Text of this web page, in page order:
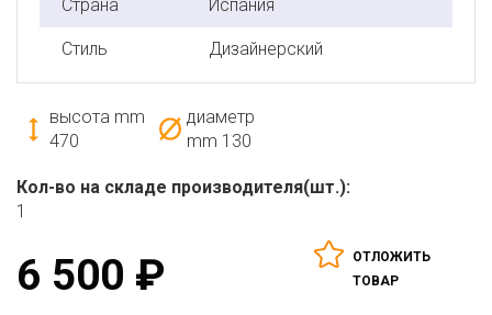
Страна Испания
Стиль Дизайнерский
высота mm
470
диаметр
mm 130
Кол-во на складе производителя(шт.):
1
6 500 ₽
ОТЛОЖИТЬ
ТОВАР